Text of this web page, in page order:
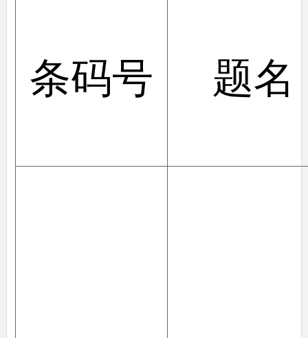
条码号 题名